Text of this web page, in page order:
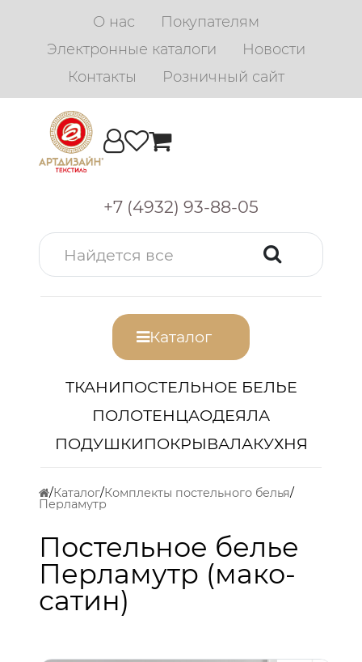
О нас
Покупателям
Электронные каталоги
Новости
Контакты
Розничный сайт
+7 (4932) 93-88-05
Каталог
ТКАНИПОСТЕЛЬНОЕ БЕЛЬЕ
ПОЛОТЕНЦАОДЕЯЛА
ПОДУШКИПОКРЫВАЛАКУХНЯ
Каталог Комплекты постельного белья
Перламутр
Постельное белье
Перламутр (мако-
сатин)